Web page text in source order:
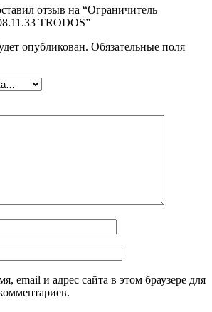
отзыв на “Ограничитель
TRODOS”
опубликован. Обязательные поля
email и адрес сайта в этом браузере для